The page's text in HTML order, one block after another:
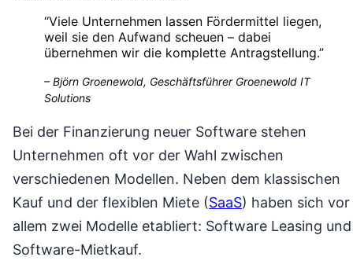
“Viele Unternehmen lassen Fördermittel liegen,
weil sie den Aufwand scheuen – dabei
übernehmen wir die komplette Antragstellung.”
–Björn Groenewold, Geschäftsführer Groenewold IT
Solutions
Bei der Finanzierung neuer Software stehen
Unternehmen oft vor der Wahl zwischen
verschiedenen Modellen. Neben dem klassischen
Kauf und der flexiblen Miete (SaaS) haben sich vor
allem zwei Modelle etabliert: Software Leasing und
Software-Mietkauf.